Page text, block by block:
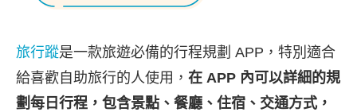
旅行蹤是一款旅遊必備的行程規劃 APP，特別適合
給喜歡自助旅行的人使用， 在 APP 內可以詳細的規
劃每日行程，包含景點、餐廳、住宿、交通方式，